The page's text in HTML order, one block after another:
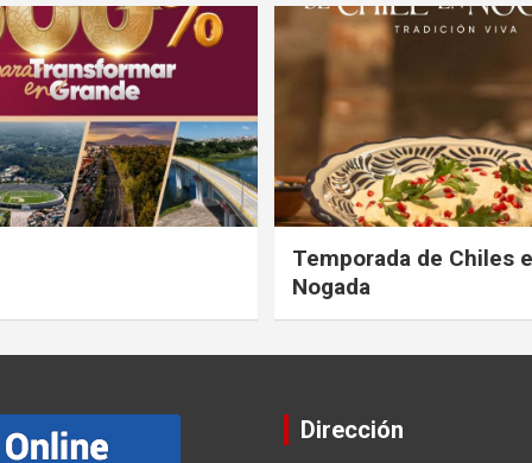
Temporada de Chiles
Nogada
Dirección